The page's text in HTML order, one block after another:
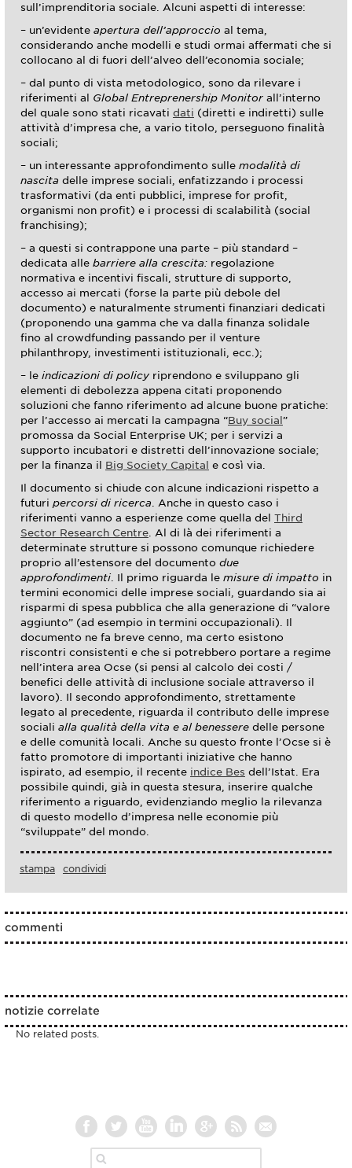
sull’imprenditoria sociale. Alcuni aspetti di interesse:
– un’evidente apertura dell’approccio al tema,
considerando anche modelli e studi ormai affermati che si
collocano al di fuori dell’alveo dell’economia sociale;
– dal punto di vista metodologico, sono da rilevare i
riferimenti al Global Entreprenership Monitor all’interno
del quale sono stati ricavati dati (diretti e indiretti) sulle
attività d’impresa che, a vario titolo, perseguono finalità
sociali;
– un interessante approfondimento sulle modalità di
nascita delle imprese sociali, enfatizzando i processi
trasformativi (da enti pubblici, imprese for profit,
organismi non profit) e i processi di scalabilità (social
franchising);
– a questi si contrappone una parte – più standard –
dedicata alle barriere alla crescita: regolazione
normativa e incentivi fiscali, strutture di supporto,
accesso ai mercati (forse la parte più debole del
documento) e naturalmente strumenti finanziari dedicati
(proponendo una gamma che va dalla finanza solidale
fino al crowdfunding passando per il venture
philanthropy, investimenti istituzionali, ecc.);
– le indicazioni di policy riprendono e sviluppano gli
elementi di debolezza appena citati proponendo
soluzioni che fanno riferimento ad alcune buone pratiche:
per l’accesso ai mercati la campagna “Buy social ”
promossa da Social Enterprise UK; per i servizi a
supporto incubatori e distretti dell’innovazione sociale;
per la finanza il Big Society Capital e così via.
Il documento si chiude con alcune indicazioni rispetto a
futuri percorsi di ricerca . Anche in questo caso i
riferimenti vanno a esperienze come quella del Third
Sector Research Centre . Al di là dei riferimenti a
determinate strutture si possono comunque richiedere
proprio all’estensore del documento due
approfondimenti . Il primo riguarda le misure di impatto in
termini economici delle imprese sociali, guardando sia ai
risparmi di spesa pubblica che alla generazione di “valore
aggiunto” (ad esempio in termini occupazionali). Il
documento ne fa breve cenno, ma certo esistono
riscontri consistenti e che si potrebbero portare a regime
nell’intera area Ocse (si pensi al calcolo dei costi /
benefici delle attività di inclusione sociale attraverso il
lavoro). Il secondo approfondimento, strettamente
legato al precedente, riguarda il contributo delle imprese
sociali alla qualità della vita e al benessere delle persone
e delle comunità locali. Anche su questo fronte l’Ocse si è
fatto promotore di importanti iniziative che hanno
ispirato, ad esempio, il recente indice Bes dell’Istat. Era
possibile quindi, già in questa stesura, inserire qualche
riferimento a riguardo, evidenziando meglio la rilevanza
di questo modello d’impresa nelle economie più
“sviluppate” del mondo.
stampa condividi
commenti
notizie correlate
No related posts.